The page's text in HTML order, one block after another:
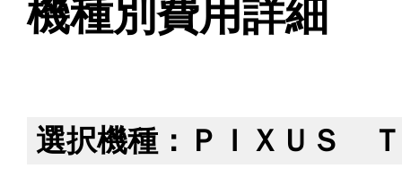
機種別費用詳細
選択機種：ＰＩＸＵＳ